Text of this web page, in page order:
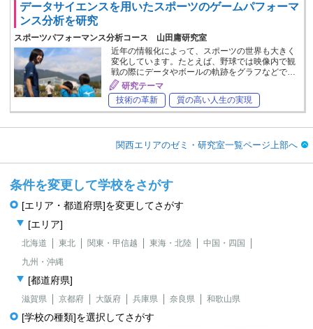
データサイエンスを用いたスポーツのゲームパフォーマ
ンス分析を研究
スポーツパフォーマンス分析コース 山田庸研究室
近年の情報化によって、スポーツの世界も大きく
変化しています。たとえば、野球では映像内で観
戦の際にデータやボールの軌跡をグラフなどで…
研究テーマ
技術の革新
質の高い人生の実現
関西エリアのゼミ・研究室一覧ページ上部へ
条件を変更して学校をさがす
[エリア・都道府県]を変更してさがす
[エリア]
北海道 東北 関東・甲信越 東海・北陸
中国・四国
九州・沖縄
[都道府県]
滋賀県 京都府 大阪府 兵庫県 奈良県 和歌山県
[学校の種類]を選択してさがす